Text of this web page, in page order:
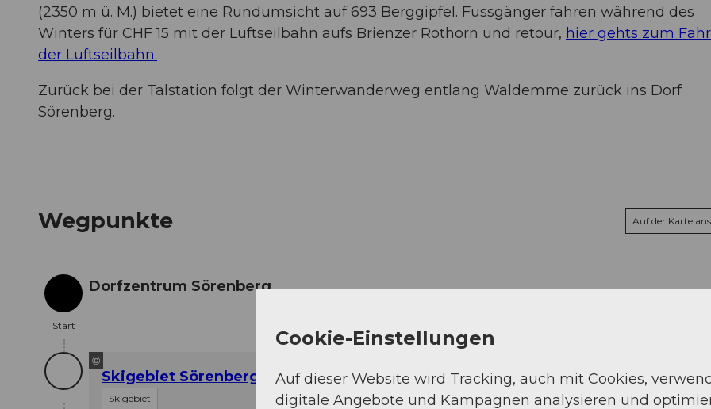
(2350 m ü. M.) bietet eine Rundumsicht auf 693 Berggipfel. Fussgänger fahren während des
Winters für CHF 15 mit der Luftseilbahn aufs Brienzer Rothorn und retour, hier gehts zum
der Luftseilbahn.
Zurück bei der Talstation folgt der Winterwanderweg entlang Waldemme zurück ins Dorf
Sörenberg.
Wegpunkte Auf der Karte
Start
Start
Dorfzentrum Sörenberg
©
Skigebiet Sörenberg
Skigebiet
Cookie-Einstellungen
Auf dieser Website wird Tracking, auch mit Cookies,
digitale Angebote und Kampagnen analysieren und